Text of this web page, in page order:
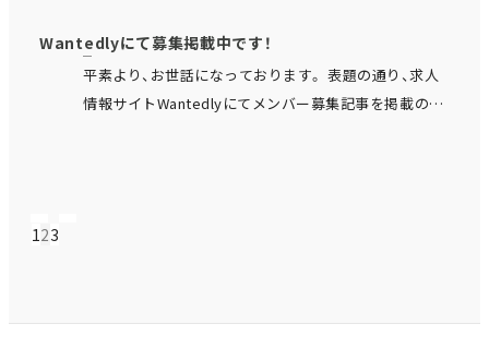
Wantedlyにて募集掲載中です！
平素より、お世話になっております。 表題の通り、求人
情報サイトWantedlyにてメンバー募集記事を掲載のお
123